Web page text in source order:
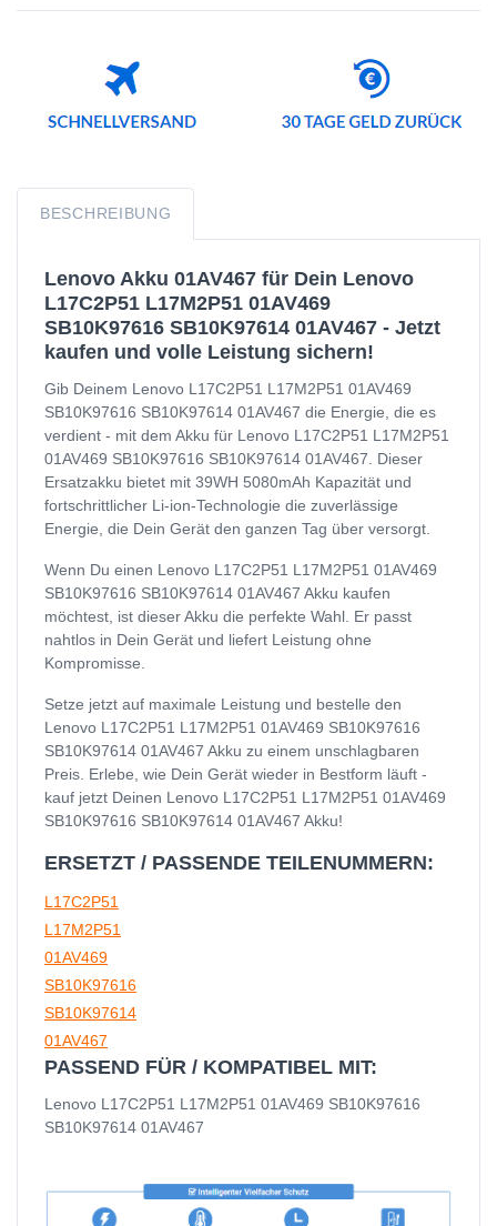
BESCHREIBUNG
Lenovo Akku 01AV467 für Dein Lenovo
L17C2P51 L17M2P51 01AV469
SB10K97616 SB10K97614 01AV467 - Jetzt
kaufen und volle Leistung sichern!
Gib Deinem Lenovo L17C2P51 L17M2P51 01AV469
SB10K97616 SB10K97614 01AV467 die Energie, die es
verdient - mit dem Akku für Lenovo L17C2P51 L17M2P51
01AV469 SB10K97616 SB10K97614 01AV467. Dieser
Ersatzakku bietet mit 39WH 5080mAh Kapazität und
fortschrittlicher Li-ion-Technologie die zuverlässige
Energie, die Dein Gerät den ganzen Tag über versorgt.
Wenn Du einen Lenovo L17C2P51 L17M2P51 01AV469
SB10K97616 SB10K97614 01AV467 Akku kaufen
möchtest, ist dieser Akku die perfekte Wahl. Er passt
nahtlos in Dein Gerät und liefert Leistung ohne
Kompromisse.
Setze jetzt auf maximale Leistung und bestelle den
Lenovo L17C2P51 L17M2P51 01AV469 SB10K97616
SB10K97614 01AV467 Akku zu einem unschlagbaren
Preis. Erlebe, wie Dein Gerät wieder in Bestform läuft -
kauf jetzt Deinen Lenovo L17C2P51 L17M2P51 01AV469
SB10K97616 SB10K97614 01AV467 Akku!
ERSETZT / PASSENDE TEILENUMMERN:
L17C2P51
L17M2P51
01AV469
SB10K97616
SB10K97614
01AV467
PASSEND FÜR / KOMPATIBEL MIT:
Lenovo L17C2P51 L17M2P51 01AV469 SB10K97616
SB10K97614 01AV467